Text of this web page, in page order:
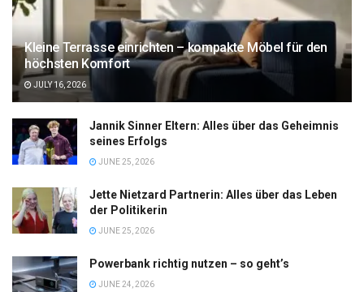
Kleine Terrasse einrichten – kompakte Möbel für den
höchsten Komfort
JULY 16, 2026
Jannik Sinner Eltern: Alles über das Geheimnis
seines Erfolgs
JUNE 25, 2026
Jette Nietzard Partnerin: Alles über das Leben
der Politikerin
JUNE 25, 2026
Powerbank richtig nutzen – so geht’s
JUNE 24, 2026